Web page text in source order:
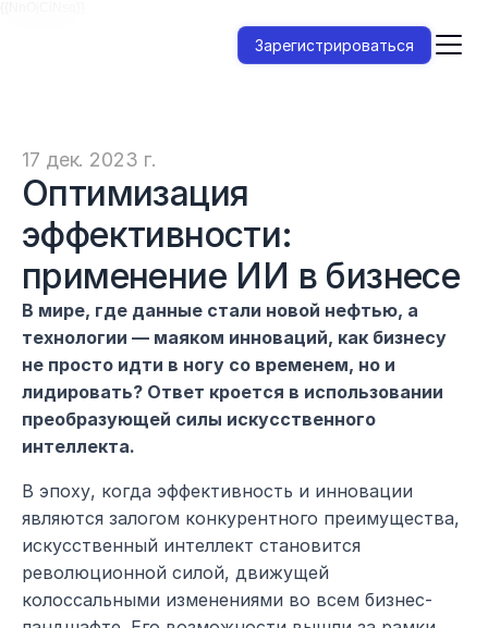
17 дек. 2023 г.
Оптимизация
эффективности:
применение ИИ в бизнесе
В мире, где данные стали новой нефтью, а
технологии — маяком инноваций, как бизнесу
не просто идти в ногу со временем, но и
лидировать? Ответ кроется в использовании
преобразующей силы искусственного
интеллекта.
В эпоху, когда эффективность и инновации
являются залогом конкурентного преимущества,
искусственный интеллект становится
революционной силой, движущей
колоссальными изменениями во всем бизнес-
Зарегистрироваться